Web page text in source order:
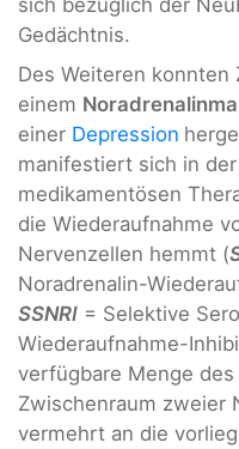
Gedächtnis.
Des Weiteren konnten
einem
einer Depression
manifestiert sich in
medikamentösen
die Wiederaufnahme
Nervenzellen hemmt (
Noradrenalin-
SSNRI = Selektive
Wiederaufnahme-
verfügbare Menge
Zwischenraum zweier
vermehrt an die